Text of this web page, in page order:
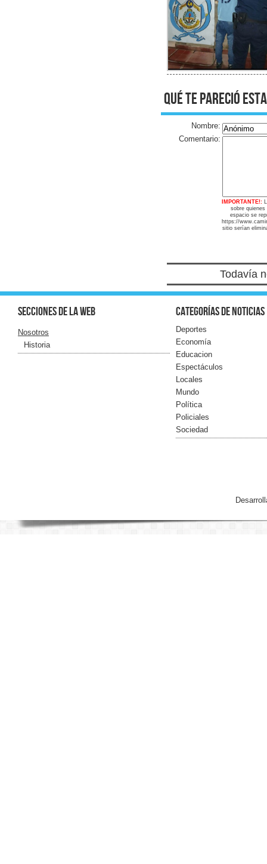
qué te pareció
Nombre:
Comentario:
IMPORTANTE!:
sobre
espacio se
https://
sitio serían
Todavía
Secciones de la web
Nosotros
Historia
Categorías de noticias
Deportes
Economía
Educacion
Espectáculos
Locales
Mundo
Política
Policiales
Sociedad